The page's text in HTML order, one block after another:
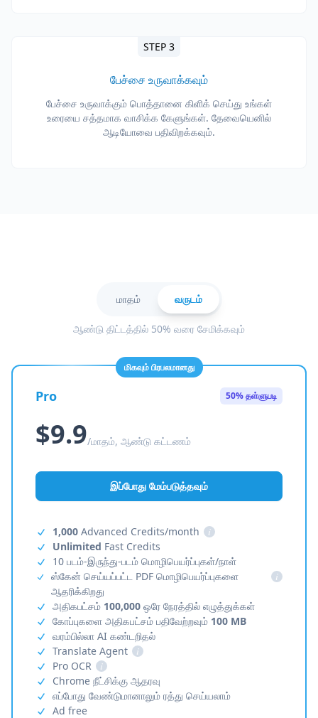
STEP 3
பேச்சை உருவாக்கவும்
பேச்சை உருவாக்கும் பொத்தானை கிளிக் செய்து உங்கள்
உரையை சத்தமாக வாசிக்க கேளுங்கள். தேவையெனில்
ஆடியோவை பதிவிறக்கவும்.
மாதம் வருடம்
ஆண்டு திட்டத்தில் 50% வரை சேமிக்கவும்
மிகவும் பிரபலமானது
Pro 50% தள்ளுபடி
$9.9/மாதம், ஆண்டு கட்டணம்
இப்போது மேம்படுத்தவும்
1,000 Advanced Credits/month
i
Unlimited Fast Credits
10 படம்-இருந்து-படம் மொழிபெயர்ப்புகள்/நாள்
ஸ்கேன் செய்யப்பட்ட PDF மொழிபெயர்ப்புகளை
ஆதரிக்கிறது
i
அதிகபட்சம் 100,000 ஒரே நேரத்தில் எழுத்துக்கள்
கோப்புகளை அதிகபட்சம் பதிவேற்றவும் 100 MB
வரம்பில்லா AI கண்டறிதல்
Translate Agent
i
Pro OCR
i
Chrome நீட்சிக்கு ஆதரவு
எப்போது வேண்டுமானாலும் ரத்து செய்யலாம்
Ad free